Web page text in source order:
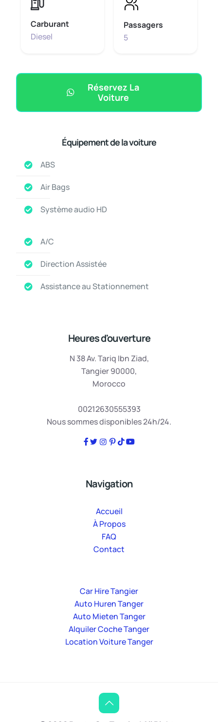
Carburant
Diesel
Passagers
5
Réservez La
Voiture
Équipement de la voiture
ABS
Air Bags
Système audio HD
A/C
Direction Assistée
Assistance au Stationnement
Heures d'ouverture
N 38 Av. Tariq Ibn Ziad,
Tangier 90000,
Morocco
00212630555393
Nous sommes disponibles 24h/24.
Navigation
Accueil
À Propos
FAQ
Contact
Car Hire Tangier
Auto Huren Tanger
Auto Mieten Tanger
Alquiler Coche Tanger
Location Voiture Tanger